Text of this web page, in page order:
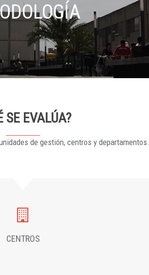
SE EVALÚA?
de gestión, centros y departamentos.
CENTROS